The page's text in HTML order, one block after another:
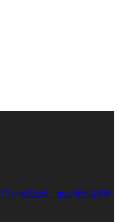
を徹底比較｜他の個別指導塾